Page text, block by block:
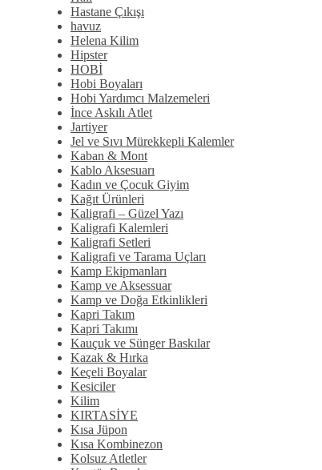
Hastane Çıkışı
havuz
Helena Kilim
Hipster
HOBİ
Hobi Boyaları
Hobi Yardımcı Malzemeleri
İnce Askılı Atlet
Jartiyer
Jel ve Sıvı Mürekkepli Kalemler
Kaban & Mont
Kablo Aksesuarı
Kadın ve Çocuk Giyim
Kağıt Ürünleri
Kaligrafi – Güzel Yazı
Kaligrafi Kalemleri
Kaligrafi Setleri
Kaligrafi ve Tarama Uçları
Kamp Ekipmanları
Kamp ve Aksessuar
Kamp ve Doğa Etkinlikleri
Kapri Takım
Kapri Takımı
Kauçuk ve Sünger Baskılar
Kazak & Hırka
Keçeli Boyalar
Kesiciler
Kilim
KIRTASİYE
Kısa Jüpon
Kısa Kombinezon
Kolsuz Atletler